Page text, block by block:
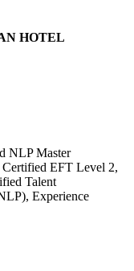
HOTEL
NLP Master
EFT Level 2,
Talent
Experience